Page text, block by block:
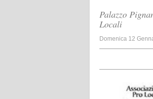
Palazzo
Locali
Domenica 12